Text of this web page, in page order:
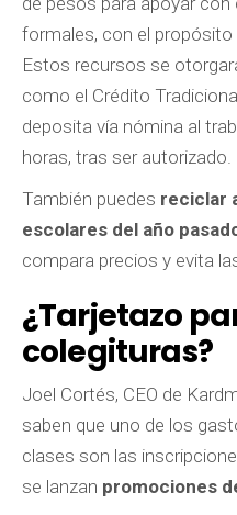
formales, con el propósito
Estos recursos se
como el Crédito
deposita vía nómina al
horas, tras ser autorizado.
También puedes reciclar
escolares del año
compara precios y evita
¿Tarjetazo
colegituras?
Joel Cortés, CEO de
saben que uno de los
clases son las
se lanzan promociones